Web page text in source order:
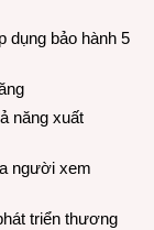
dụng bảo hành 5
năng xuất
người xem
triển thương